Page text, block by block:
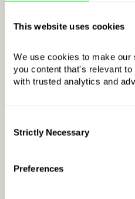
This website uses cookies
We use cookies to make our
you content that's relevant
with trusted analytics and
Selection
Strictly Necessary
Preferences
ÅBN